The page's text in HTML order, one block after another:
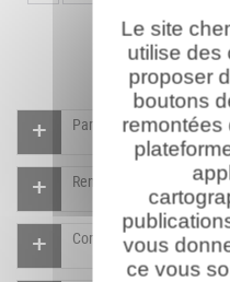
Participer à l'indexation
Rendre un hommage
Compléter la fiche pour
Le site
utilise des
proposer
boutons
remontées
vous
ce vous